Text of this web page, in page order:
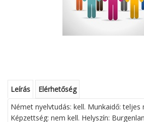
Leírás
Elérhetőség
Német nyelvtudás: kell. Munkaidő: teljes
Képzettség: nem kell. Helyszín: